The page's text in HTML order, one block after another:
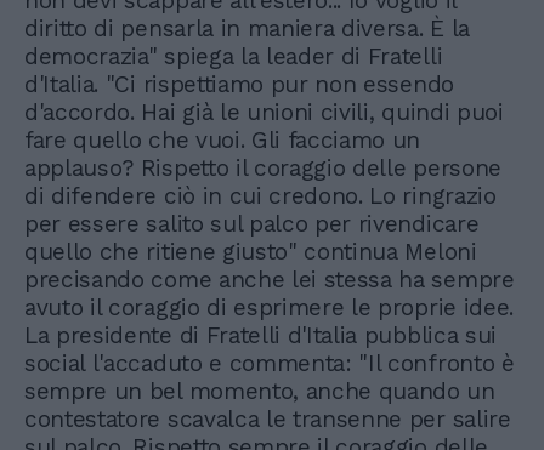
diritto di pensarla in maniera diversa. È la
democrazia" spiega la leader di Fratelli
d'Italia. "Ci rispettiamo pur non essendo
d'accordo. Hai già le unioni civili, quindi puoi
fare quello che vuoi. Gli facciamo un
applauso? Rispetto il coraggio delle persone
di difendere ciò in cui credono. Lo ringrazio
per essere salito sul palco per rivendicare
quello che ritiene giusto" continua Meloni
precisando come anche lei stessa ha sempre
avuto il coraggio di esprimere le proprie idee.
La presidente di Fratelli d'Italia pubblica sui
social l'accaduto e commenta: "Il confronto è
sempre un bel momento, anche quando un
contestatore scavalca le transenne per salire